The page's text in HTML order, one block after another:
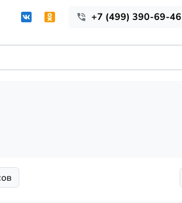
+7 (499) 390-69-46